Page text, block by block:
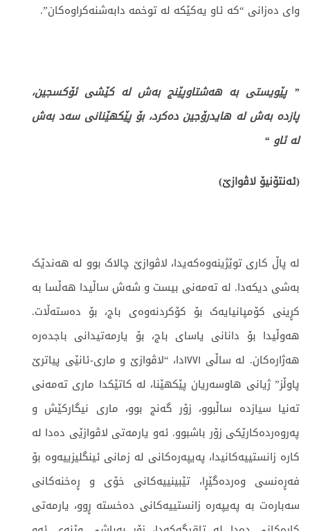
وای دەزانی “کە ئاو یەکێکە لە توخمە دابەشنەکراوەکان”.
” پێويستى بە ھەشتاوپێنج بەش لە كێشى ئۆكسجين،
پازدە بەش لە ھايدرۆجين دەكرد، بۆ پێكھێنانى سەد بەش
لە ئاو “
(ئەنتۆنیۆ لاڤوازێ)
لە پاڵ کاری توێژینەوەکەیدا، لاڤوازێ چالاک بوو لە ھەندێک
بەشی دیکەدا. لە تەمەنی بیست و شەش ساڵیدا ھەڵسا بە
کڕینی کۆمپانیایەک بۆ کۆکردنەوەی باج، بۆ دەستەڵات.
ھەوڵیدا بۆ دانانی یاسای باج، بۆ یارمەتیدانی باجدەرە
ھەژارەکان. لە ساڵی ١٧٧١دا، “لاڤوازێ و ماری-ئانێی پیاترێ
پاوڵز” ژیانی ھاوسەریان پێکھێنا، لە کاتێکدا ماری تەمەنی
تەنیا سیازدە ساڵبوو، زۆر گەنج بوو، ماری نیگارکێش و
پەروەردەکارێکی زۆر باشبوو. ئەو یارمەتی لاڤوازێی دەدا لە
کارە زانستییەکانیدا، پەیپەرەکانی لە زمانی ئینگلیزییەوە بۆ
فەڕەنسی وەردەگێڕا، تێبینییەکانی خۆی و ڕەخنەکانی
سەبارەت بە پەیپەرە زانستییەکانی دەخستە ڕوو، یارمەتی